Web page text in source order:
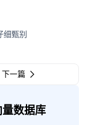
细甄别
下一篇
数据库